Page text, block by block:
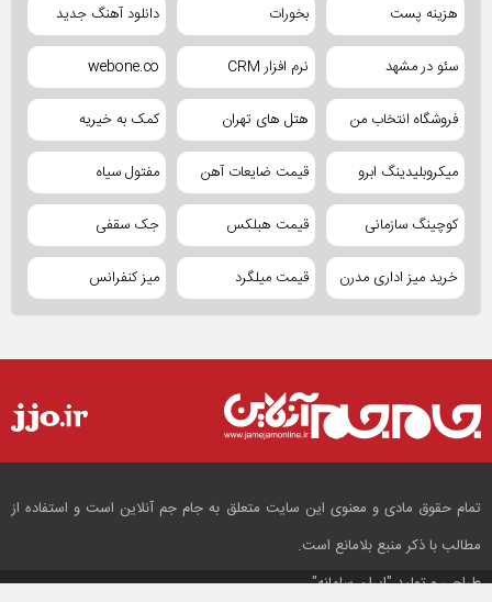
هزینه پست بخورات دانلود آهنگ جدید
سئو در مشهد نرم افزار CRM webone.co
فروشگاه انتخاب من هتل های تهران کمک به خیریه
میکروبلیدینگ ابرو قیمت ضایعات آهن مفتول سیاه
کوچینگ سازمانی قیمت هبلکس جک سقفی
خرید میز اداری مدرن قیمت میلگرد میز کنفرانس
تمام حقوق مادی و معنوی این سایت متعلق به جام جم آنلاین است و استفاده از
مطالب با ذکر منبع بلامانع است.
طراحی و تولید"ایران سامانه"